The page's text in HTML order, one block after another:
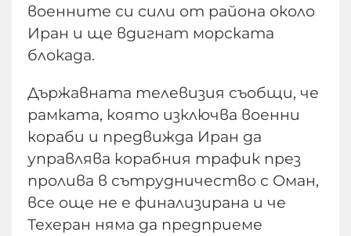
военните си сили от района около
Иран и ще вдигнат морската
блокада.
Държавната телевизия съобщи, че
рамката, която изключва военни
кораби и предвижда Иран да
управлява корабния трафик през
пролива в сътрудничество с Оман,
все още не е финализирана и че
Техеран няма да предприеме